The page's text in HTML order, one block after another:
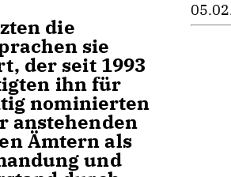
die
sie
der seit 1993
ihn für
nominierten
anstehenden
Ämtern als
und